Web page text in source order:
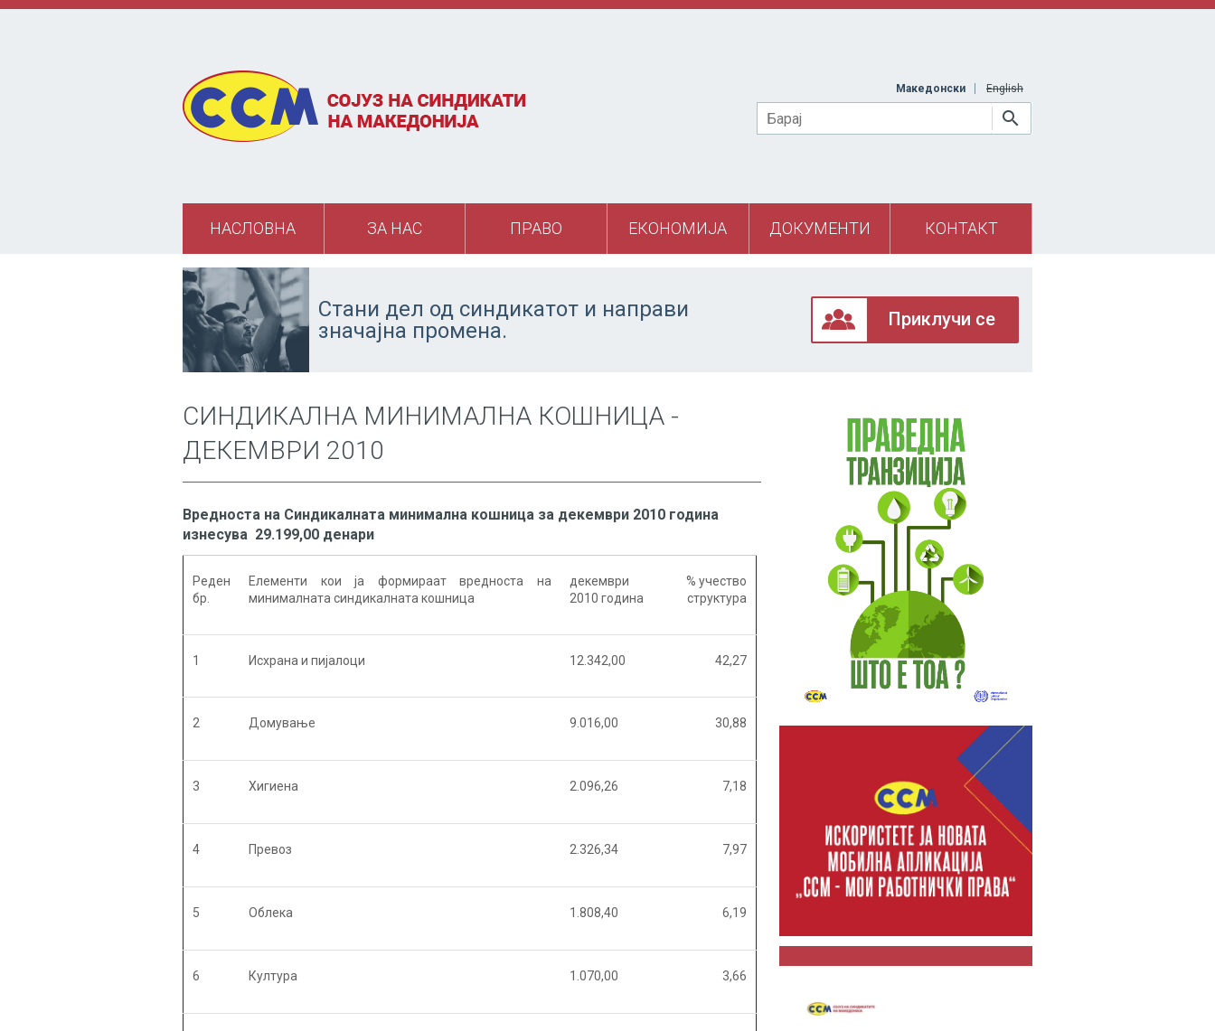
Skip to main content
Македонски English
Барај
НАСЛОВНА ЗА НАС ПРАВО ЕКОНОМИЈА ДОКУМЕНТИ КОНТАКТ
Стани дел од синдикатот и направи
значајна промена.
Приклучи се
СИНДИКАЛНА МИНИМАЛНА КОШНИЦА -
ДЕКЕМВРИ 2010
Вредноста на Синдикалната минимална кошница зa декември 2010 година
изнесува 29.199,00 денари
Реден
бр.
Елементи кои ја формираат вредноста на
минималната синдикалната кошница
декември
2010 година
% учество
структура
1 Исхрана и пијалоци 12.342,00 42,27
2 Домување 9.016,00 30,88
3 Хигиена 2.096,26 7,18
4 Превоз 2.326,34 7,97
5 Облека 1.808,40 6,19
6 Култура 1.070,00 3,66